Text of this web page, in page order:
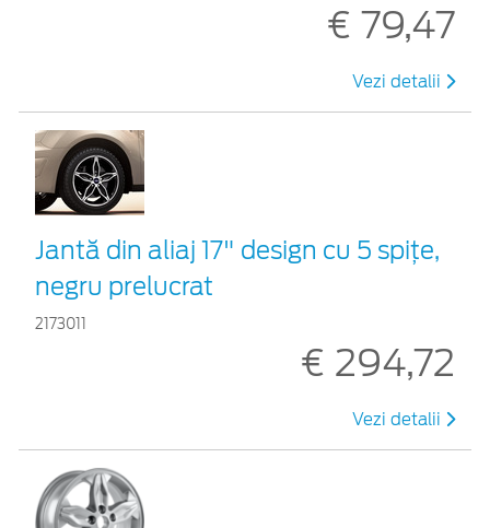
€ 79,47
Vezi detalii
Jantă din aliaj 17" design cu 5 spiţe,
negru prelucrat
2173011
€ 294,72
Vezi detalii